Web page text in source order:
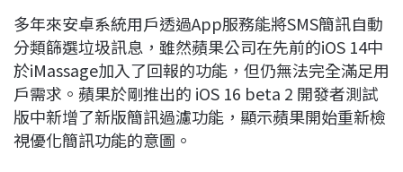
c
e
b
o
o
k
n
e
r
e
a
d
s
n
k
e
d
I
n
p
y
L
i
n
多年來安卓系統用戶透過App服務能將SMS簡訊自動
分類篩選垃圾訊息，雖然蘋果公司在先前的iOS 14中
於iMassage加入了回報的功能，但仍無法完全滿足用
戶需求。蘋果於剛推出的 iOS 16 beta 2 開發者測試
版中新增了新版簡訊過濾功能，顯示蘋果開始重新檢
視優化簡訊功能的意圖。